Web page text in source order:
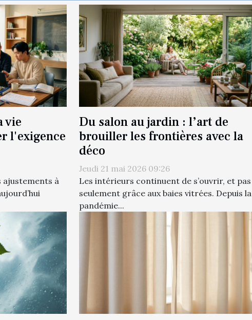
vie
l'exigence
ajustements à
Du salon au jardin : l’art de
brouiller les frontières avec la
déco
Jeudi 21 mai 2026 09:26
Les intérieurs continuent de s’ouvrir, et pas
seulement grâce aux baies vitrées. Depuis la
pandémie...